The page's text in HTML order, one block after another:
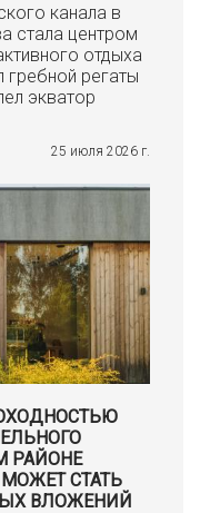
канала в
стала центром
отдыха
гребной регаты
экватор
25 июля 2026 г.
РАЙОНЕ
СТАТЬ
ВЛОЖЕНИЙ